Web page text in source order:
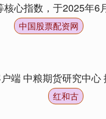
心指数，于2025年6
中国股票配资网
端 中粮期货研究中心
红和古